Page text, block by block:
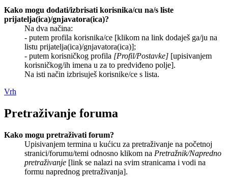
Kako mogu dodati/izbrisati korisnika/cu na/s liste
prijatelja(ica)/gnjavatora(ica)?
Na dva načina:
- putem profila korisnika/ce [klikom na link dodaješ ga/ju na
listu prijatelja(ica)/gnjavatora(ica)];
- putem korisničkog profila [Profil/Postavke] [upisivanjem
korisničkog/ih imena u za to predviđeno polje].
Na isti način izbrisuješ korisnike/ce s lista.
Vrh
Pretraživanje foruma
Kako mogu pretraživati forum?
Upisivanjem termina u kućicu za pretraživanje na početnoj
stranici/forumu/temi odnosno klikom na Pretražnik/Napredno
pretraživanje [link se nalazi na svim stranicama i vodi na
formu naprednog pretraživanja].